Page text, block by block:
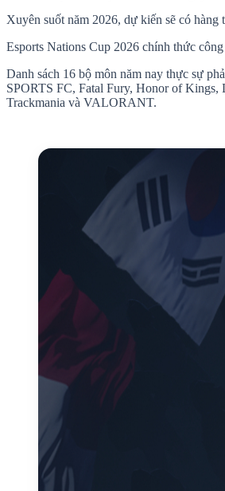
Xuyên suốt năm 2026, dự kiến sẽ có
Esports Nations Cup 2026 chính thức
Danh sách 16 bộ môn năm nay thực sự
SPORTS FC, Fatal Fury, Honor of Kings,
Trackmania và VALORANT.